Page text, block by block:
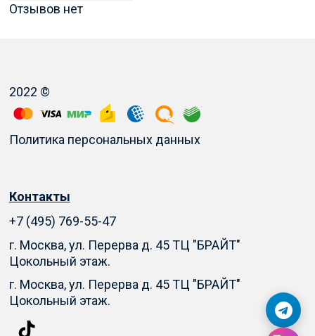
Отзывов нет
2022 ©
Политика персональных данных
Контакты
+7 (495) 769-55-47
г. Москва, ул. Перерва д. 45 ТЦ "БРАЙТ"
Цокольный этаж.
г. Москва, ул. Перерва д. 45 ТЦ "БРАЙТ"
Цокольный этаж.